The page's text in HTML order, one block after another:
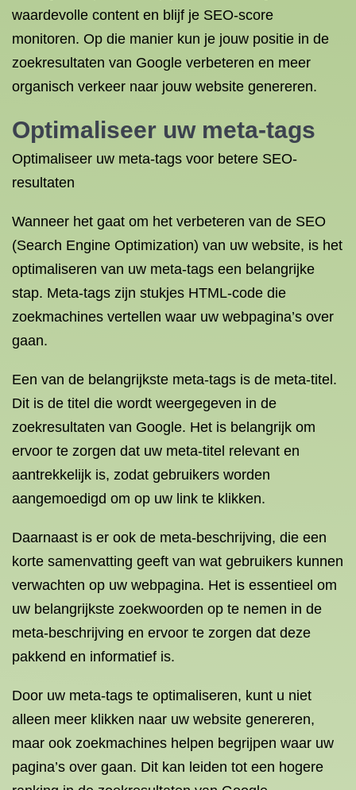
waardevolle content en blijf je SEO-score
monitoren. Op die manier kun je jouw positie in de
zoekresultaten van Google verbeteren en meer
organisch verkeer naar jouw website genereren.
Optimaliseer uw meta-tags
Optimaliseer uw meta-tags voor betere SEO-
resultaten
Wanneer het gaat om het verbeteren van de SEO
(Search Engine Optimization) van uw website, is het
optimaliseren van uw meta-tags een belangrijke
stap. Meta-tags zijn stukjes HTML-code die
zoekmachines vertellen waar uw webpagina’s over
gaan.
Een van de belangrijkste meta-tags is de meta-titel.
Dit is de titel die wordt weergegeven in de
zoekresultaten van Google. Het is belangrijk om
ervoor te zorgen dat uw meta-titel relevant en
aantrekkelijk is, zodat gebruikers worden
aangemoedigd om op uw link te klikken.
Daarnaast is er ook de meta-beschrijving, die een
korte samenvatting geeft van wat gebruikers kunnen
verwachten op uw webpagina. Het is essentieel om
uw belangrijkste zoekwoorden op te nemen in de
meta-beschrijving en ervoor te zorgen dat deze
pakkend en informatief is.
Door uw meta-tags te optimaliseren, kunt u niet
alleen meer klikken naar uw website genereren,
maar ook zoekmachines helpen begrijpen waar uw
pagina’s over gaan. Dit kan leiden tot een hogere